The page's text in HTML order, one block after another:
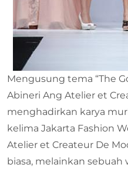
Mengusung tema “The
Abineri Ang Atelier et
menghadirkan karya
kelima Jakarta Fashion
Atelier et Createur De
biasa, melainkan